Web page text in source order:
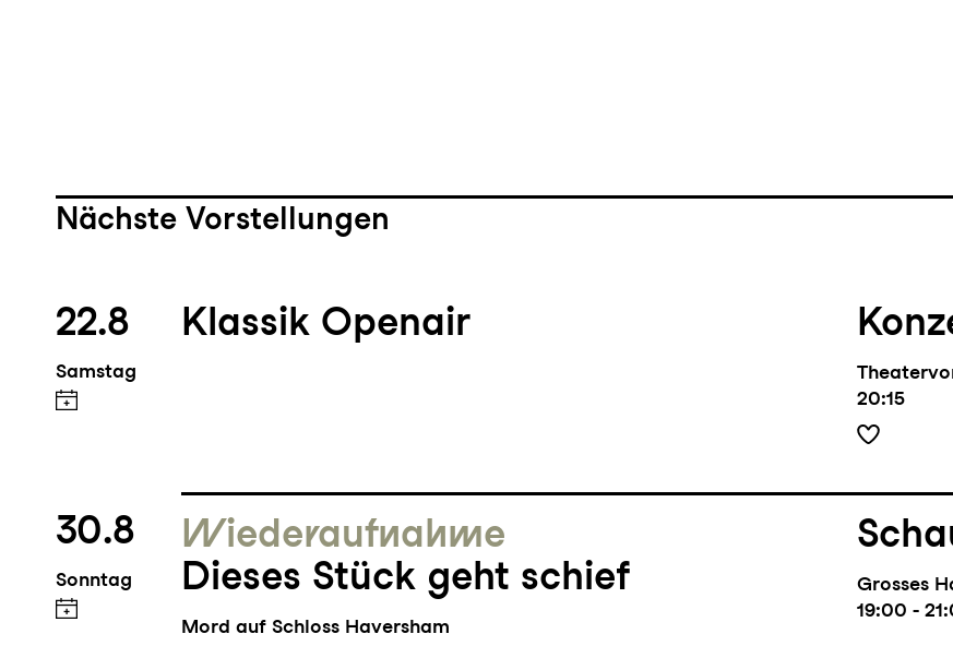
Nächste Vorstellungen
22.8
Samstag
Klassik Openair
20:15
30.8
Sonntag
Wieder­aufnahme
Dieses Stück geht schief
Mord auf Schloss Haversham
Grosses
19:00 -